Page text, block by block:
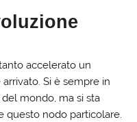
accelerato un
Si è sempre in
mondo, ma si sta
questo nodo particolare.